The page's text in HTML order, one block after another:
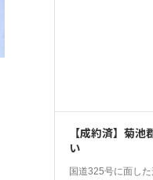
【成約済】菊
い
国道325号に面し